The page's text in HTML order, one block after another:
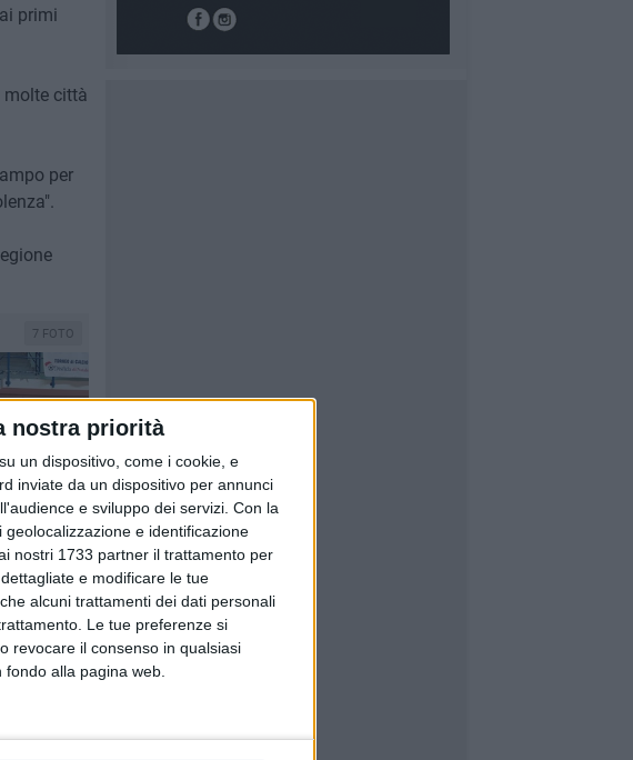
nostra priorità
un dispositivo, come i cookie, e
inviate da un dispositivo per annunci
e sviluppo dei servizi. Con la
e identificazione
nostri 1733 partner il trattamento per
e modificare le tue
alcuni trattamenti dei dati personali
Le tue preferenze si
revocare il consenso in qualsiasi
alla pagina web.
primi
molte città
per
7 FOTO